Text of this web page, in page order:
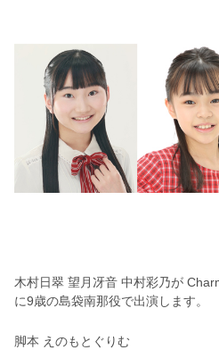
木村日翠 望月冴音 中村彩乃が
に9歳の島袋南那役で出演します。
脚本 えのもとぐりむ